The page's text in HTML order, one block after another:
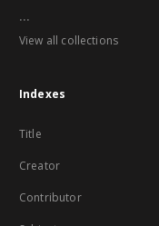
...
View all collections
Indexes
Title
Creator
Contributor